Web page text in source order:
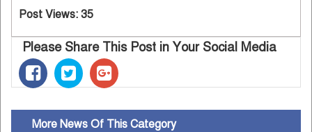
Post Views: 35
Please Share This Post in Your Social Media
More News Of This Category